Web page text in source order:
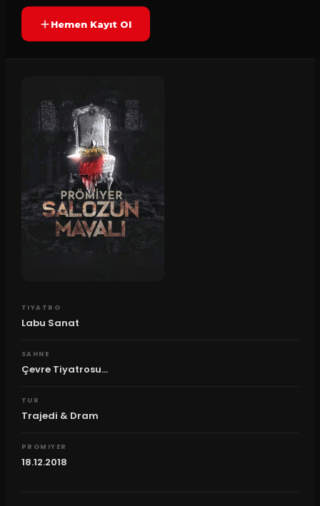
Hemen Kayıt Ol
TIYATRO
Labu Sanat
SAHNE
Çevre Tiyatrosu...
TUR
Trajedi & Dram
PROMIYER
18.12.2018